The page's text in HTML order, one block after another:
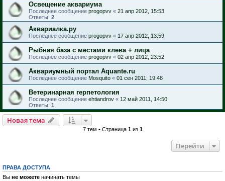
Освещение аквариума
Последнее сообщение progopvv « 21 апр 2012, 15:53
Ответы: 2
Аквариалка.ру
Последнее сообщение progopvv « 17 апр 2012, 13:59
Рыбная база с местами клева + лица
Последнее сообщение progopvv « 02 апр 2012, 23:52
Аквариумный портал Aquante.ru
Последнее сообщение Mosquito « 01 сен 2011, 19:48
Ветеринарная герпетология
Последнее сообщение ehtiandrov « 12 май 2011, 14:50
Ответы: 1
Новая тема
7 тем • Страница 1из 1
Перейти
ПРАВА ДОСТУПА
Вы не можете начинать темы